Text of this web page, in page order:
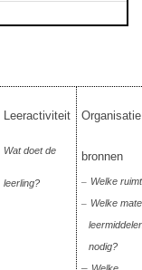
Leeractiviteit
Wat doet de
leerling?
bronnen
– Welke
– Welke
nodig?